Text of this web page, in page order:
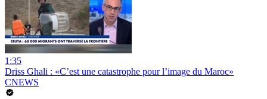
1:35
Driss Ghali : «C’est une catastrophe pour l’image du Maroc»
CNEWS